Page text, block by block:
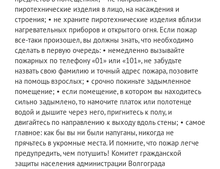
пиротехнические изделия в лицо, на насаждения и
строения; • не храните пиротехнические изделия вблизи
нагревательных приборов и открытого огня. Если пожар
все-таки произошел, вы должны знать, что необходимо
сделать в первую очередь: • немедленно вызывайте
пожарных по телефону «01» или «101», не забудьте
назвать свою фамилию и точный адрес пожара, позовите
на помощь взрослых; • срочно покиньте задымленное
помещение; • если помещение, в котором вы находитесь
сильно задымлено, то намочите платок или полотенце
водой и дышите через него, пригнитесь к полу, и
двигайтесь по направлению к выходу вдоль стены; • самое
главное: как бы вы ни были напуганы, никогда не
прячьтесь в укромные места. И помните, что пожар легче
предупредить, чем потушить! Комитет гражданской
защиты населения администрации Волгограда